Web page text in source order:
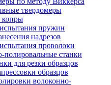
твердомеры
копры
пружин
надрезов
проволоки
станки
для резки образцов
образцов
волоконно-